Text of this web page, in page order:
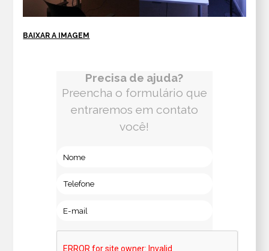
BAIXAR A IMAGEM
Precisa de ajuda?
Preencha o formulário que
entraremos em contato
você!